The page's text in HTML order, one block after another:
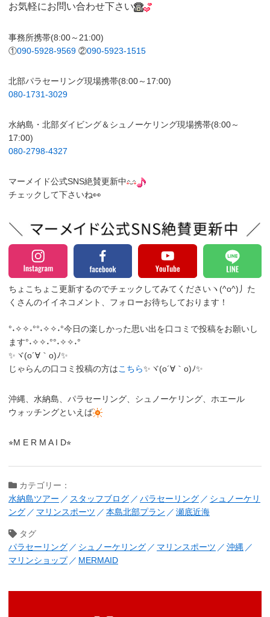
お気軽にお問い合わせ下さい
事務所携帯(8:00～21:00)
①090-5928-9569 ②090-5923-1515
北部パラセーリング現場携帯(8:00～17:00)
080-1731-3029
水納島・北部ダイビング＆シュノーケリング現場携帯(8:00～
17:00)
080-2798-4327
マーメイド公式SNS絶賛更新中
チェックして下さいね👀
ちょこちょこ更新するのでチェックしてみてくださいヽ(^o^)丿 た
くさんのイイネコメント、フォローお待ちしております！
°˖✧✧˖°°˖✧✧˖°今日の楽しかった思い出を口コミで投稿をお願いし
ます°˖✧✧˖°°˖✧✧˖°
✨ヾ(o´∀｀o)ﾉ✨
じゃらんの口コミ投稿の方はこちら✨ヾ(o´∀｀o)ﾉ✨
沖縄、水納島、パラセーリング、シュノーケリング、ホエール
ウォッチングといえば
⭐︎M E R M A I D⭐︎
カテゴリー：
水納島ツアー
スタッフブログ パラセーリング
シュノーケリ
ング
マリンスポーツ 本島北部プラン 瀬底近海
タグ
パラセーリング
シュノーケリング マリンスポーツ
沖縄
マリンショップ
MERMAID